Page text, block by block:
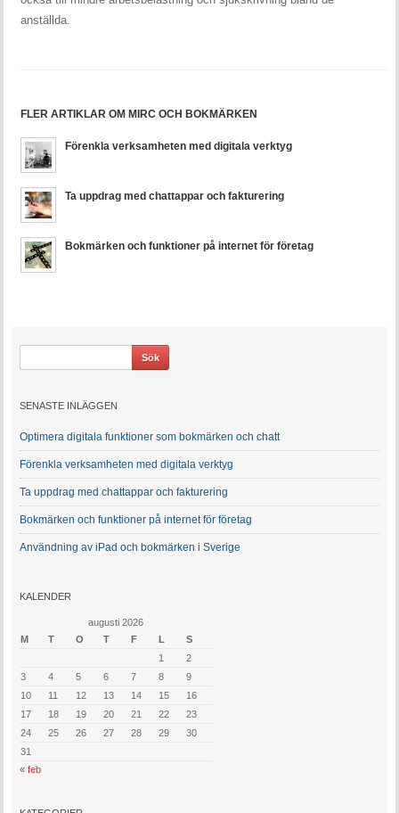
anställda.
FLER ARTIKLAR OM MIRC OCH BOKMÄRKEN
Förenkla verksamheten med digitala verktyg
Ta uppdrag med chattappar och fakturering
Bokmärken och funktioner på internet för företag
SENASTE INLÄGGEN
Optimera digitala funktioner som bokmärken och chatt
Förenkla verksamheten med digitala verktyg
Ta uppdrag med chattappar och fakturering
Bokmärken och funktioner på internet för företag
Användning av iPad och bokmärken i Sverige
KALENDER
augusti 2026
M
T O T F L
S
1
2
3
4 5 6 7 8
9
10
11 12 13 14 15
16
17
18 19 20 21 22
23
24
25 26 27 28 29
30
31
« feb